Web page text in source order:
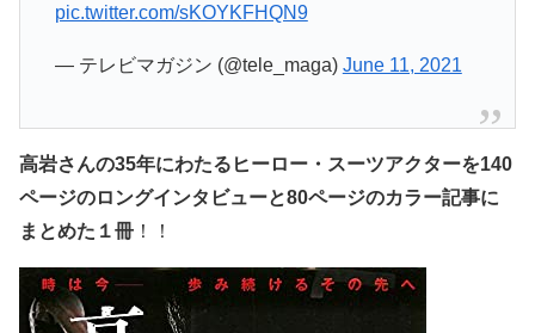
pic.twitter.com/sKOYKFHQN9
— テレビマガジン (@tele_maga) June 11, 2021
高岩さんの35年にわたるヒーロー・スーツアクターを140
ページのロングインタビューと80ページのカラー記事に
まとめた１冊 ！！